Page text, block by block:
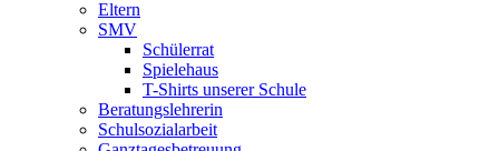
Eltern
SMV
Schülerrat
Spielehaus
T-Shirts unserer Schule
Beratungslehrerin
Schulsozialarbeit